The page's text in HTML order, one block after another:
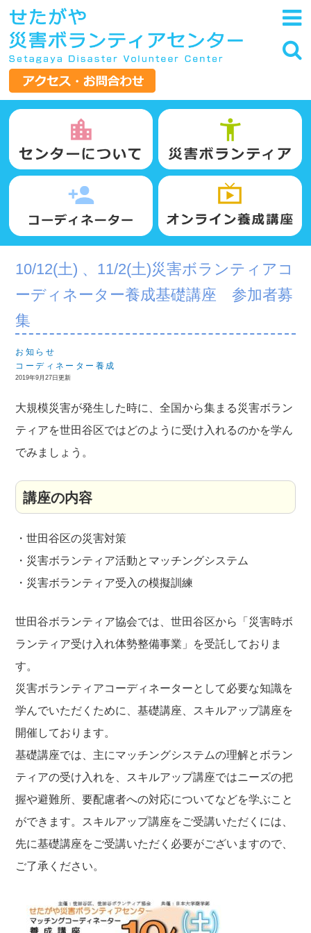
10/12(土) 、11/2(土)災害ボランティアコ
ーディネーター養成基礎講座 参加者募
集
お知らせ
コーディネーター養成
2019年9月27日更新
大規模災害が発生した時に、全国から集まる災害ボラン
テ ィアを世田谷区ではどのように受け入れるのかを学ん
でみ ましょう。
講座の内容
・世田谷区の災害対策
・災害ボランティア活動とマッチングシステム
・災害ボランティア受入の模擬訓練
世田谷ボランティア協会では、世田谷区から「災害時ボ
ラ ンティア受け入れ体勢整備事業」を受託しておりま
す。
災害ボランティアコーディネーターとして必要な知識を
学んでいただくために、基礎講座、スキルアップ講座を
開催しております。
基礎講座では、主にマッチングシステムの理解とボラン
テ ィアの受け入れを、スキルアップ講座ではニーズの把
握や避難所、要配慮者への対応についてなどを学ぶこと
ができ ます。スキルアップ講座をご受講いただくには、
先に基礎講座をご受講いただく必要がございますので、
ご了承ください。